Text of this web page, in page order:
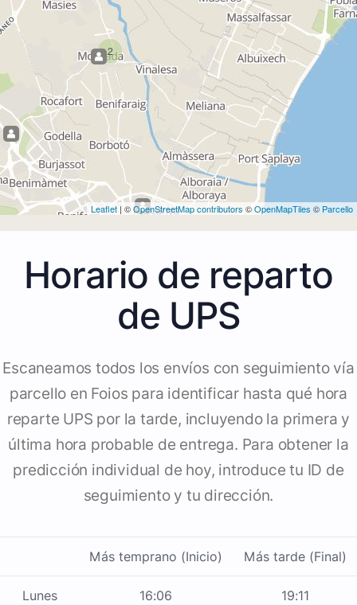
2
Leaflet | ©OpenStreetMap contributors ©OpenMapTiles © Parcello
Horario de reparto
de UPS
Escaneamos todos los envíos con seguimiento vía
parcello en Foios para identificar hasta qué hora
reparte UPS por la tarde, incluyendo la primera y
última hora probable de entrega. Para obtener la
predicción individual de hoy, introduce tu ID de
seguimiento y tu dirección.
Más temprano (Inicio) Más tarde (Final)
Lunes 16:06 19:11